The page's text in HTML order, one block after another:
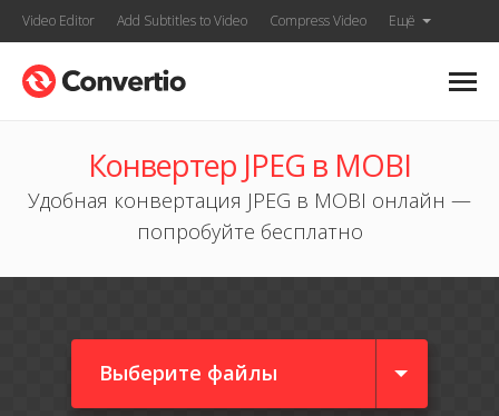
Video Editor Add Subtitles to Video Compress Video Ещё
Конвертер JPEG в MOBI
Удобная конвертация JPEG в MOBI онлайн —
попробуйте бесплатно
Выберите файлы